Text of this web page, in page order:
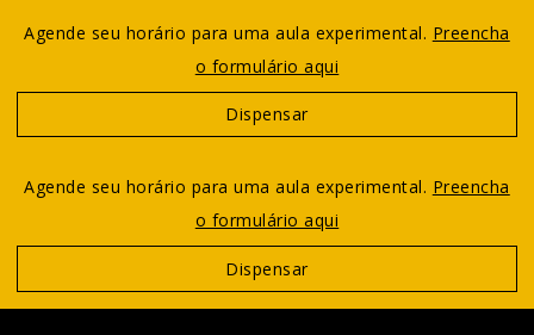
Agende seu horário para uma aula experimental. Preencha
o formulário aqui
Dispensar
Agende seu horário para uma aula experimental. Preencha
o formulário aqui
Dispensar